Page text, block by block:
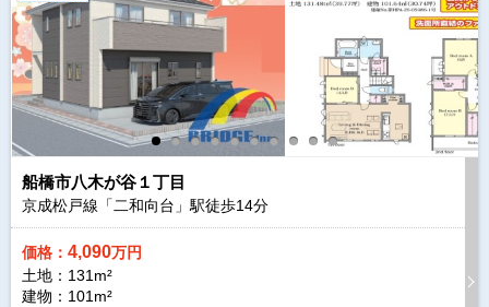
船橋市八木が谷１丁目
京成松戸線「二和向台」駅徒歩14分
価格： 4,090万円
土地：131m²
建物：101m²